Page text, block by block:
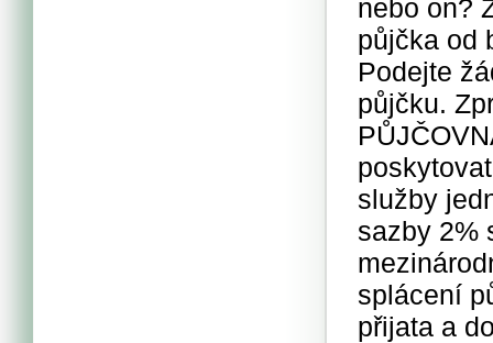
nebo on?
půjčka od
Podejte
půjčku.
služby
sazby 2%
splácení
přijata a